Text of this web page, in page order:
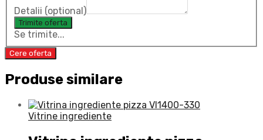
Detalii (optional)
Se trimite...
Cere oferta
Produse similare
Vitrine ingrediente